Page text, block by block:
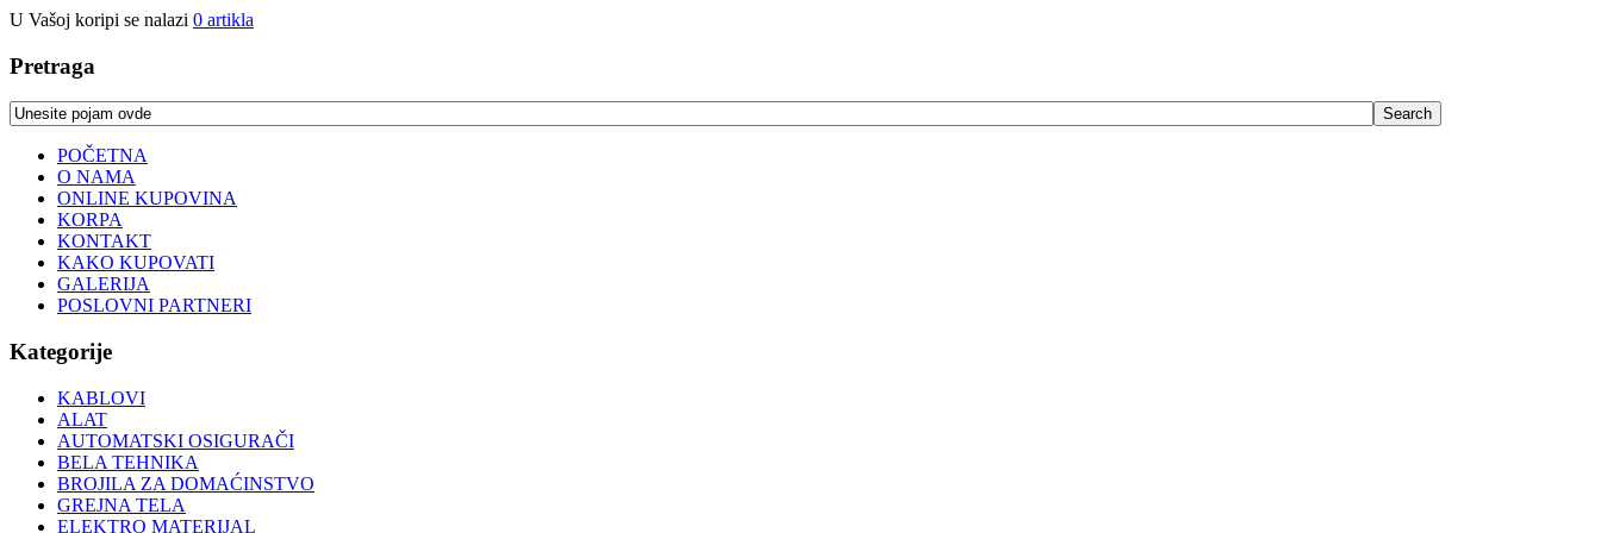
U Vašoj koripi se nalazi 0 artikla
Pretraga
POČETNA
O NAMA
ONLINE KUPOVINA
KORPA
KONTAKT
KAKO KUPOVATI
GALERIJA
POSLOVNI PARTNERI
Kategorije
KABLOVI
ALAT
AUTOMATSKI OSIGURAČI
BELA TEHNIKA
BROJILA ZA DOMAĆINSTVO
GREJNA TELA
ELEKTRO MATERIJAL